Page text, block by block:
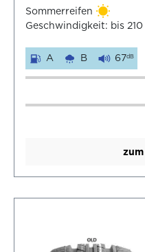
Sommerreifen
Geschwindigkeit: bis
A B 67dB